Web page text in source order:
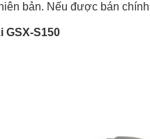
bản. Nếu được bán
GSX-S150